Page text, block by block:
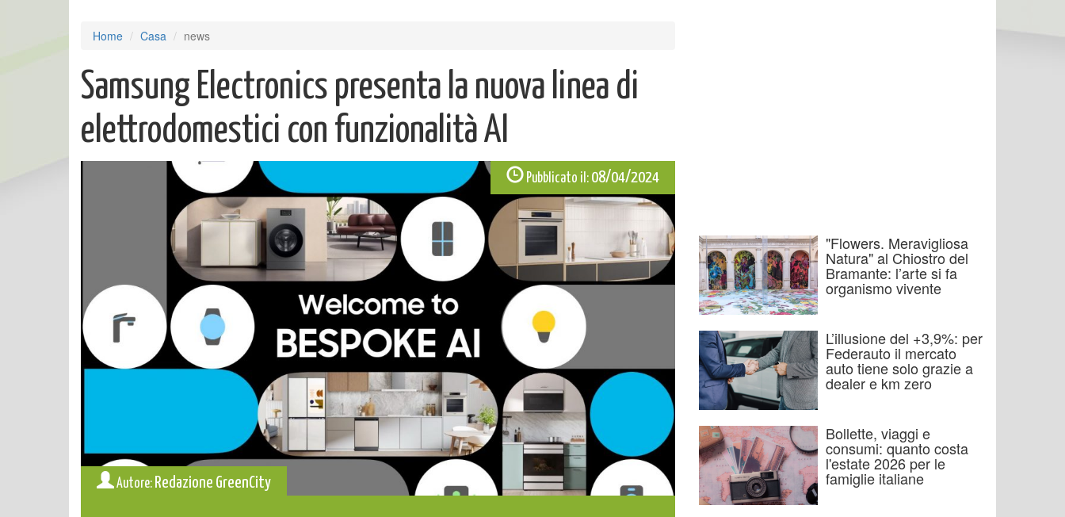
Home Casa news
Samsung Electronics presenta la nuova linea di
elettrodomestici con funzionalità AI
Pubblicato il: 08/04/2024
Autore: Redazione GreenCity
"Flowers. Meravigliosa
Natura" al Chiostro del
Bramante: l’arte si fa
organismo vivente
L’illusione del +3,9%: per
Federauto il mercato
auto tiene solo grazie a
dealer e km zero
Bollette, viaggi e
consumi: quanto costa
l'estate 2026 per le
famiglie italiane